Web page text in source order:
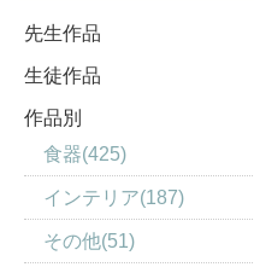
先生作品
生徒作品
作品別
食器(425)
インテリア(187)
その他(51)